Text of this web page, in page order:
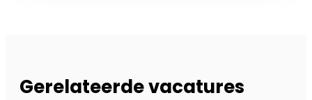
Gerelateerde vacatures